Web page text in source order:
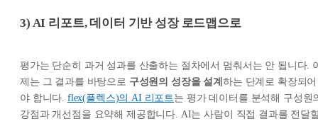
3) AI 리포트, 데이터 기반 성장 로드맵으로
평가는 단순히 과거 성과를 산출하는 절차에서 멈춰서는 안 됩니다.
제는 그 결과를 바탕으로 구성원의 성장을 설계하는 단계로 확장되어
야 합니다. flex(플렉스)의 AI 리포트는 평가 데이터를 분석해 구성원
강점과 개선점을 요약해 제공합니다. AI는 사람이 직접 결과를 전달